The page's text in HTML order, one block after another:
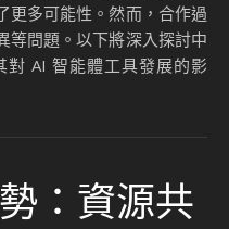
更多可能性。然而，合作過
等問題。以下將深入探討中
AI 智能體工具發展的影
：資源共